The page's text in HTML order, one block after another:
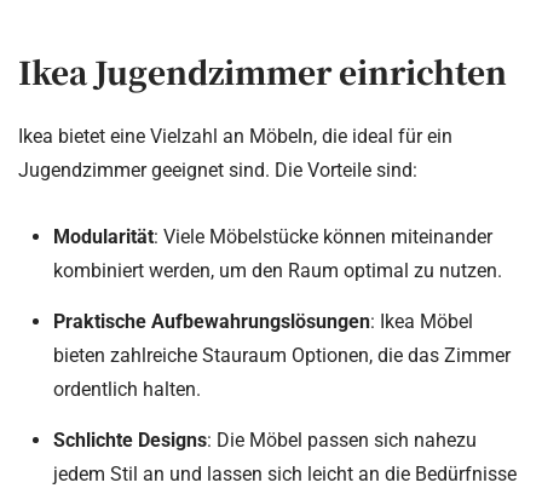
Ikea Jugendzimmer einrichten
Ikea bietet eine Vielzahl an Möbeln, die ideal für ein
Jugendzimmer geeignet sind. Die Vorteile sind:
Modularität: Viele Möbelstücke können miteinander
kombiniert werden, um den Raum optimal zu nutzen.
Praktische Aufbewahrungslösungen: Ikea Möbel
bieten zahlreiche Stauraum Optionen, die das Zimmer
ordentlich halten.
Schlichte Designs: Die Möbel passen sich nahezu
jedem Stil an und lassen sich leicht an die Bedürfnisse